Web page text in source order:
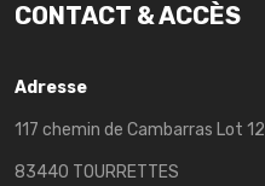
CONTACT & ACCÈS
Adresse
117 chemin de Cambarras Lot 12
83440 TOURRETTES